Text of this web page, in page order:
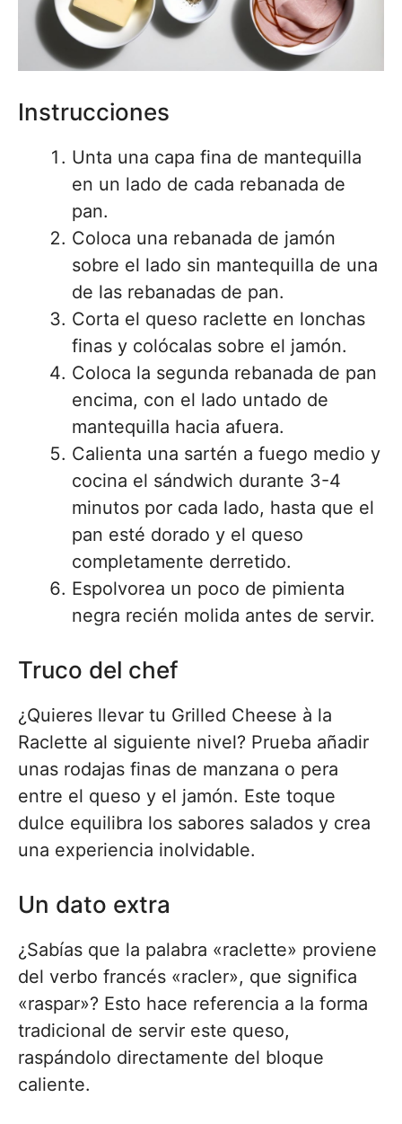
Instrucciones
Unta una capa fina de mantequilla
en un lado de cada rebanada de
pan.
Coloca una rebanada de jamón
sobre el lado sin mantequilla de una
de las rebanadas de pan.
Corta el queso raclette en lonchas
finas y colócalas sobre el jamón.
Coloca la segunda rebanada de pan
encima, con el lado untado de
mantequilla hacia afuera.
Calienta una sartén a fuego medio y
cocina el sándwich durante 3-4
minutos por cada lado, hasta que el
pan esté dorado y el queso
completamente derretido.
Espolvorea un poco de pimienta
negra recién molida antes de servir.
Truco del chef
¿Quieres llevar tu Grilled Cheese à la
Raclette al siguiente nivel? Prueba añadir
unas rodajas finas de manzana o pera
entre el queso y el jamón. Este toque
dulce equilibra los sabores salados y crea
una experiencia inolvidable.
Un dato extra
¿Sabías que la palabra «raclette» proviene
del verbo francés «racler», que significa
«raspar»? Esto hace referencia a la forma
tradicional de servir este queso,
raspándolo directamente del bloque
caliente.